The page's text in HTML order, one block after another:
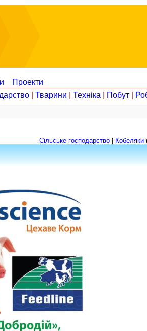
Проекти
Тварини Техніка Побут
Сільське господарство Кобеляки